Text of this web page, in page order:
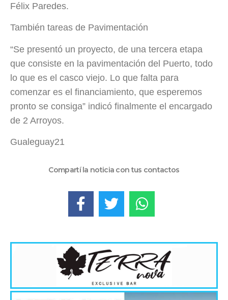
Félix Paredes.
También tareas de Pavimentación
“Se presentó un proyecto, de una tercera etapa
que consiste en la pavimentación del Puerto, todo
lo que es el casco viejo. Lo que falta para
comenzar es el financiamiento, que esperemos
pronto se consiga” indicó finalmente el encargado
de 2 Arroyos.
Gualeguay21
Compartí la noticia con tus contactos